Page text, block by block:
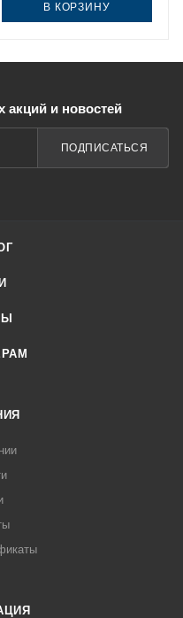
В КОРЗИНУ
акций и новостей
ПОДПИСАТЬСЯ